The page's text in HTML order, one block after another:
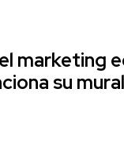
marketing
su